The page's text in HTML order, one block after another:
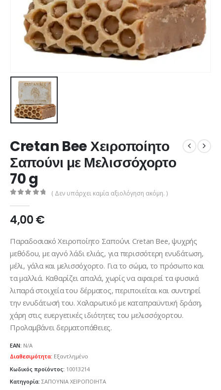
Cretan Bee Χειροποίητο
Σαπούνι με Μελισσόχορτο
70 g
( Δεν υπάρχει καμία αξιολόγηση ακόμη. )
4,00€
Παραδοσιακό Χειροποίητο Σαπούνι Cretan Bee, ψυχρής
μεθόδου, με αγνό λάδι ελιάς, για περισσότερη ενυδάτωση,
μέλι, γάλα και μελισσόχορτο. Για το σώμα, το πρόσωπο και
τα μαλλιά. Καθαρίζει απαλά, χωρίς να αφαιρεί τα φυσικά
λιπαρά στοιχεία του δέρματος, περιποιείται και συντηρεί
την ενυδάτωσή του. Χαλαρωτικό με καταπραϋντική δράση,
χάρη στις ευεργετικές ιδιότητες του μελισσόχορτου.
Προλαμβάνει δερματοπάθειες.
EAN: N/A
Διαθεσιμότητα: Εξαντλημένο
Κωδικός προϊόντος: 10013214
Κατηγορία: ΣΑΠΟΥΝΙΑ ΧΕΙΡΟΠΟΙΗΤΑ